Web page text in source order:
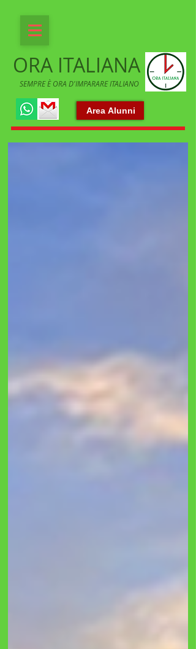
ORA ITALIANA
SEMPRE È ORA D'IMPARARE ITALIANO
Area Alunni